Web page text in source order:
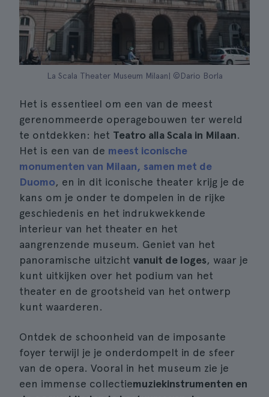
La Scala Theater Museum Milaan| ©Dario Borla
Het is essentieel om een van de meest
gerenommeerde operagebouwen ter wereld
te ontdekken: het Teatro alla Scala in Milaan.
Het is een van de meest iconische
monumenten van Milaan, samen met de
Duomo, en in dit iconische theater krijg je de
kans om je onder te dompelen in de rijke
geschiedenis en het indrukwekkende
interieur van het theater en het
aangrenzende museum. Geniet van het
panoramische uitzicht vanuit de loges, waar je
kunt uitkijken over het podium van het
theater en de grootsheid van het ontwerp
kunt waarderen.
Ontdek de schoonheid van de imposante
foyer terwijl je je onderdompelt in de sfeer
van de opera. Vooral in het museum zie je
een immense collectiemuziekinstrumenten en